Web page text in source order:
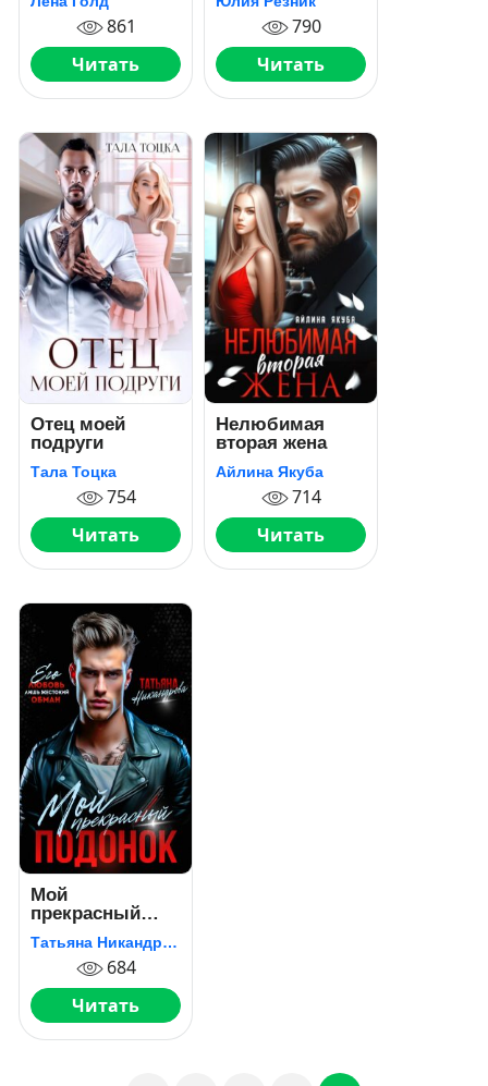
861
Читать
790
Читать
Отец моей
подруги
Тала Тоцка
754
Читать
Нелюбимая
вторая жена
Айлина Якуба
714
Читать
Мой
прекрасный
подонок
Татьяна Никандрова
684
Читать